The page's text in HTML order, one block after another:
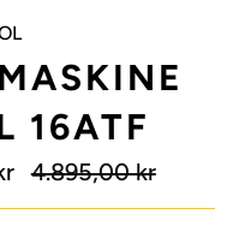
16ATF
Normalpris
4.895,00 kr